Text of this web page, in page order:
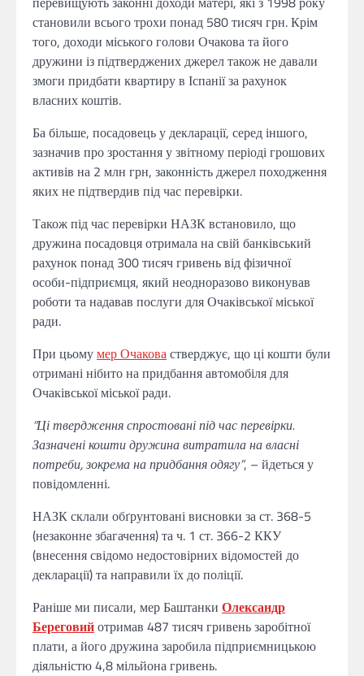
становили всього трохи понад 580 тисяч грн. Крім
того, доходи міського голови Очакова та його
дружини із підтверджених джерел також не давали
змоги придбати квартиру в Іспанії за рахунок
власних коштів.
Ба більше, посадовець у декларації, серед іншого,
зазначив про зростання у звітному періоді грошових
активів на 2 млн грн, законність джерел походження
яких не підтвердив під час перевірки.
Також під час перевірки НАЗК встановило, що
дружина посадовця отримала на свій банківський
рахунок понад 300 тисяч гривень від фізичної
особи-підприємця, який неодноразово виконував
роботи та надавав послуги для Очаківської міської
ради.
При цьомумер Очаковастверджує, що ці кошти були
отримані нібито на придбання автомобіля для
Очаківської міської ради.
“Ці твердження спростовані під час перевірки.
Зазначені кошти дружина витратила на власні
потреби, зокрема на придбання одягу”, – йдеться у
повідомленні.
НАЗК склали обґрунтовані висновки за ст. 368-5
(незаконне збагачення) та ч. 1 ст. 366-2 ККУ
(внесення свідомо недостовірних відомостей до
декларації) та направили їх до поліції.
Раніше ми писали, мер Баштанки Олександр
Береговийотримав 487 тисяч гривень заробітної
плати, а його дружина заробила підприємницькою
діяльністю 4,8 мільйона гривень.